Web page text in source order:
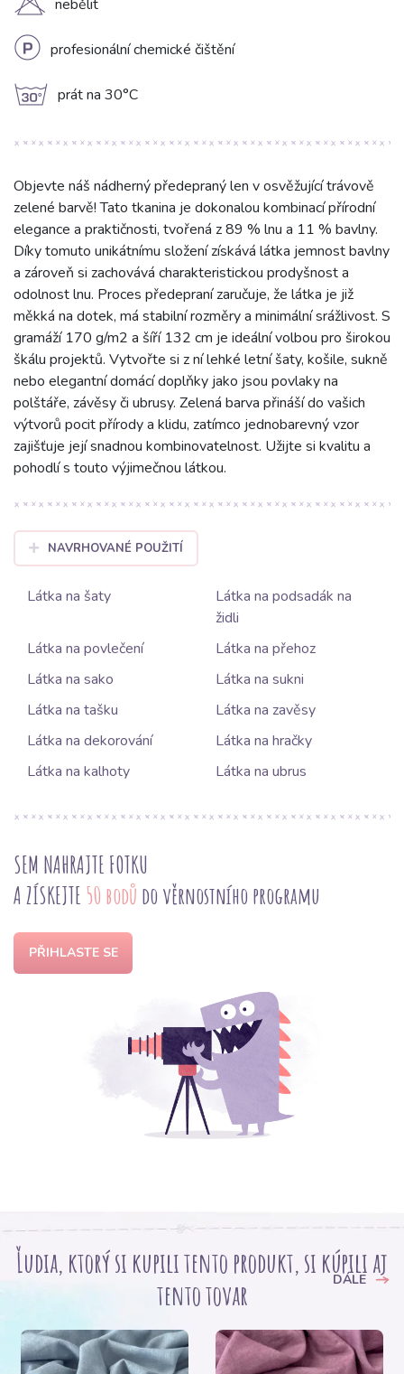
H nebělit
L profesionální chemické čištění
g prát na 30°C
Objevte náš nádherný předepraný len v osvěžující trávově
zelené barvě! Tato tkanina je dokonalou kombinací přírodní
elegance a praktičnosti, tvořená z 89 % lnu a 11 % bavlny.
Díky tomuto unikátnímu složení získává látka jemnost bavlny
a zároveň si zachovává charakteristickou prodyšnost a
odolnost lnu. Proces předepraní zaručuje, že látka je již
měkká na dotek, má stabilní rozměry a minimální srážlivost. S
gramáží 170 g/m2 a šíří 132 cm je ideální volbou pro širokou
škálu projektů. Vytvořte si z ní lehké letní šaty, košile, sukně
nebo elegantní domácí doplňky jako jsou povlaky na
polštáře, závěsy či ubrusy. Zelená barva přináší do vašich
výtvorů pocit přírody a klidu, zatímco jednobarevný vzor
zajišťuje její snadnou kombinovatelnost. Užijte si kvalitu a
pohodlí s touto výjimečnou látkou.
NAVRHOVANÉ POUŽITÍ
Látka na šaty
Látka na podsadák na
židli
Látka na povlečení
Látka na přehoz
Látka na sako
Látka na sukni
Látka na tašku
Látka na zavěsy
Látka na dekorování
Látka na hračky
Látka na kalhoty
Látka na ubrus
SEM NAHRAJTE FOTKU
A ZÍSKEJTE 50 bodů do věrnostního programu
PŘIHLASTE SE
Ľudia, ktorý si kupili tento produkt, si kúpili aj
tento tovar
DÁLE